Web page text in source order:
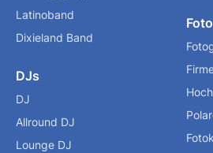
Latinoband
Dixieland Band
DJs
DJ
Allround DJ
Lounge DJ